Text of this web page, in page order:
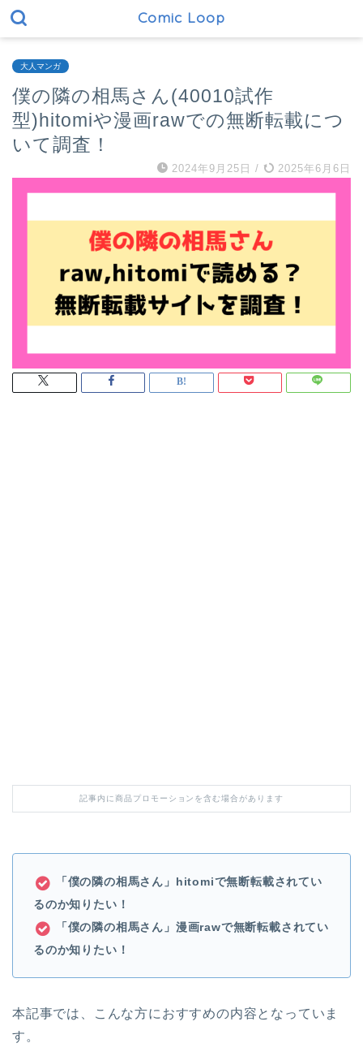
Comic Loop
大人マンガ
僕の隣の相馬さん(40010試作
型)hitomiや漫画rawでの無断転載につ
いて調査！
2024年9月25日 / 2025年6月6日
記事内に商品プロモーションを含む場合があります
「僕の隣の相馬さん」hitomiで無断転載されてい
るのか知りたい！
「僕の隣の相馬さん」漫画rawで無断転載されてい
るのか知りたい！
本記事では、こんな方におすすめの内容となっていま
す。